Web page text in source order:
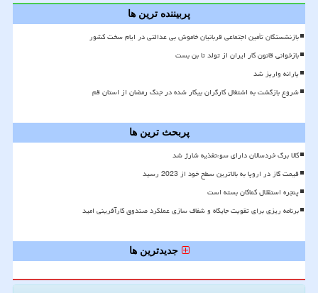
پربیننده ترین ها
بازنشستگان تأمین اجتماعی قربانیان خاموش بی عدالتی در ایام سخت کشور
بازخوانی قانون کار ایران از تولد تا بن بست
یارانه واریز شد
شروع بازگشت به اشتغال کارگران بیکار شده در جنگ رمضان از استان قم
پربحث ترین ها
کالا برگ خردسالان دارای سوءتغذیه شارژ شد
قیمت گاز در اروپا به بالاترین سطح خود از 2023 رسید
پنجره استقلال کماکان بسته است
برنامه ریزی برای تقویت جایگاه و شفاف سازی عملکرد صندوق کارآفرینی امید
جدیدترین ها